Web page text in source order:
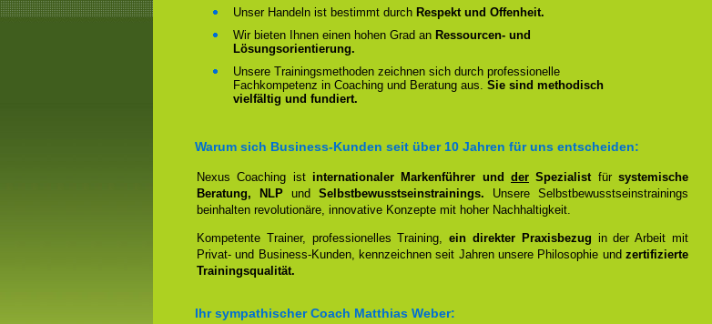
Unser Handeln ist bestimmt durch Respekt und Offenheit.
Wir bieten Ihnen einen hohen Grad an Ressourcen- und
Lösungsorientierung.
Unsere Trainingsmethoden zeichnen sich durch professionelle
Fachkompetenz in Coaching und Beratung aus. Sie sind methodisch
vielfältig und fundiert.
Warum sich Business-Kunden seit über 10 Jahren für uns entscheiden:
Nexus Coaching ist internationaler Markenführer und der Spezialistfürsystemische
Beratung, NLP und Selbstbewusstseinstrainings. Unsere Selbstbewusstseinstrainings
beinhalten revolutionäre, innovative Konzepte mit hoher Nachhaltigkeit.
Kompetente Trainer, professionelles Training,ein direkter Praxisbezug in der Arbeit mit
Privat- und Business-Kunden, kennzeichnen seit Jahren unsere Philosophie und zertifizierte
Trainingsqualität.
Ihr sympathischer Coach Matthias Weber: